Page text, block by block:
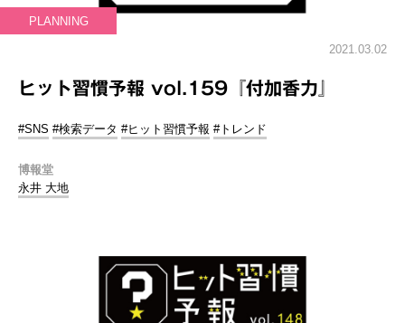
PLANNING
2021.03.02
ヒット習慣予報 vol.159『付加香力』
#SNS #検索データ #ヒット習慣予報 #トレンド
博報堂
永井 大地